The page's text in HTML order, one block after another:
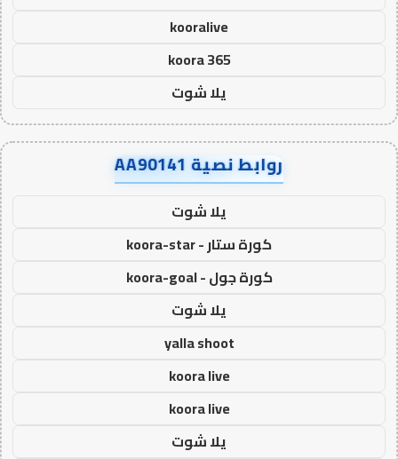
kooralive
koora 365
يلا شوت
روابط نصية AA90141
يلا شوت
كورة ستار - koora-star
كورة جول - koora-goal
يلا شوت
yalla shoot
koora live
koora live
يلا شوت